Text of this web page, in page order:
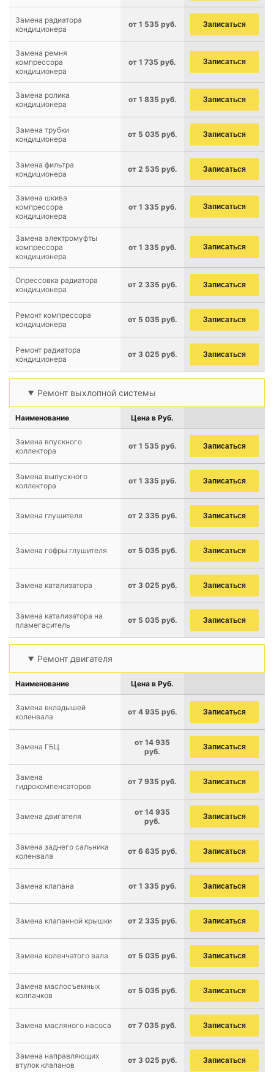
Замена радиатора
кондиционера
от 1 535 руб. Записаться
Замена ремня
компрессора
кондиционера
от 1 735 руб. Записаться
Замена ролика
кондиционера
от 1 835 руб. Записаться
Замена трубки
кондиционера
от 5 035 руб. Записаться
Замена фильтра
кондиционера
от 2 535 руб. Записаться
Замена шкива
компрессора
кондиционера
от 1 335 руб. Записаться
Замена электромуфты
компрессора
кондиционера
от 1 335 руб. Записаться
Опрессовка радиатора
кондиционера
от 2 335 руб. Записаться
Ремонт компрессора
кондиционера
от 5 035 руб. Записаться
Ремонт радиатора
кондиционера
от 3 025 руб. Записаться
Ремонт выхлопной системы
Наименование Цена в Руб.
Замена впускного
коллектора
от 1 535 руб. Записаться
Замена выпускного
коллектора
от 1 335 руб. Записаться
Замена глушителя от 2 335 руб. Записаться
Замена гофры глушителя от 5 035 руб. Записаться
Замена катализатора от 3 025 руб. Записаться
Замена катализатора на
пламегаситель
от 5 035 руб. Записаться
Ремонт двигателя
Наименование Цена в Руб.
Замена вкладышей
коленвала
от 4 935 руб. Записаться
Замена ГБЦ
от 14 935
руб.
Записаться
Замена
гидрокомпенсаторов
от 7 935 руб. Записаться
Замена двигателя
от 14 935
руб.
Записаться
Замена заднего сальника
коленвала
от 6 635 руб. Записаться
Замена клапана от 1 335 руб. Записаться
Замена клапанной крышки от 2 335 руб. Записаться
Замена коленчатого вала от 5 035 руб. Записаться
Замена маслосъемных
колпачков
от 5 035 руб. Записаться
Замена масляного насоса от 7 035 руб. Записаться
Замена направляющих
втулок клапанов
от 3 025 руб. Записаться